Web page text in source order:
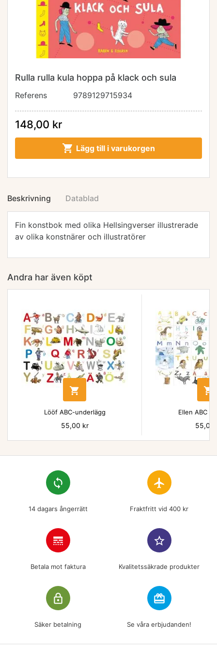
Rulla rulla kula hoppa på klack och sula
Referens 9789129715934
148,00 kr
 Lägg till i varukorgen
Beskrivning Datablad
Fin konstbok med olika Hellsingverser illustrerade
av olika konstnärer och illustratörer
Andra har även köpt

Lööf ABC-underlägg
Pris
55,00 kr

Ellen ABC
Pris
55,00
loop
14 dagars ångerrätt
flight
Fraktfritt vid 400 kr
line_style
Betala mot faktura
star_border
Kvalitetssäkrade produkter
lock_outline
Säker betalning
redeem
Se våra erbjudanden!